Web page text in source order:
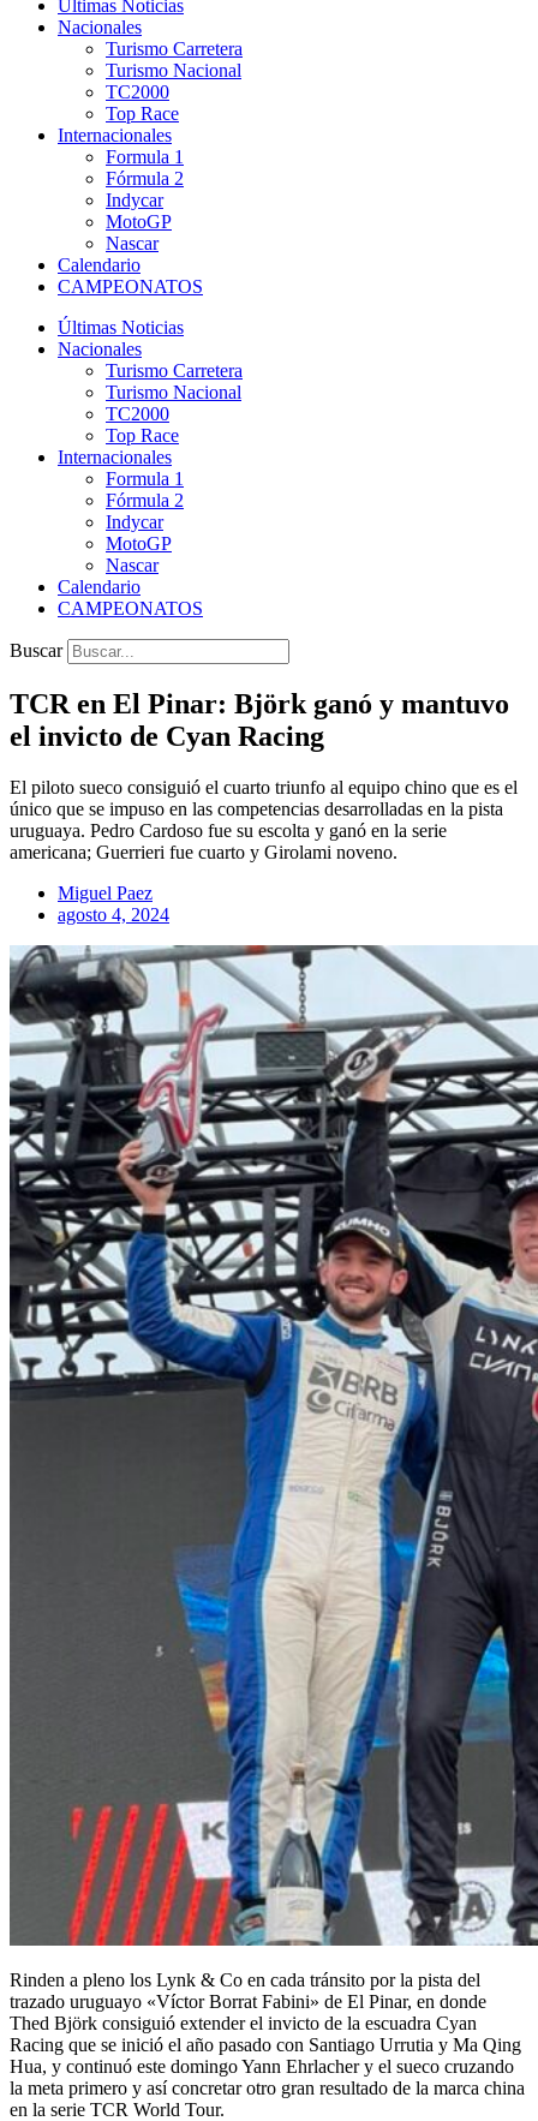
Últimas Noticias
Nacionales
Turismo Carretera
Turismo Nacional
TC2000
Top Race
Internacionales
Formula 1
Fórmula 2
Indycar
MotoGP
Nascar
Calendario
CAMPEONATOS
Últimas Noticias
Nacionales
Turismo Carretera
Turismo Nacional
TC2000
Top Race
Internacionales
Formula 1
Fórmula 2
Indycar
MotoGP
Nascar
Calendario
CAMPEONATOS
Buscar
TCR en El Pinar: Björk ganó y mantuvo
el invicto de Cyan Racing
El piloto sueco consiguió el cuarto triunfo al equipo chino que es el
único que se impuso en las competencias desarrolladas en la pista
uruguaya. Pedro Cardoso fue su escolta y ganó en la serie
americana; Guerrieri fue cuarto y Girolami noveno.
Miguel Paez
agosto 4, 2024
Rinden a pleno los Lynk & Co en cada tránsito por la pista del
trazado uruguayo «Víctor Borrat Fabini» de El Pinar, en donde
Thed Björk consiguió extender el invicto de la escuadra Cyan
Racing que se inició el año pasado con Santiago Urrutia y Ma Qing
Hua, y continuó este domingo Yann Ehrlacher y el sueco cruzando
la meta primero y así concretar otro gran resultado de la marca china
en la serie TCR World Tour.